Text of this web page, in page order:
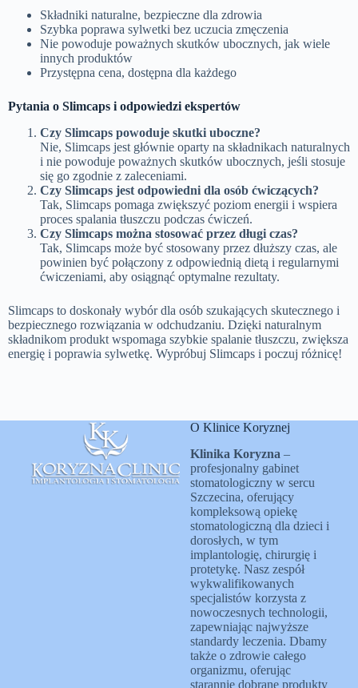
Składniki naturalne, bezpieczne dla zdrowia
Szybka poprawa sylwetki bez uczucia zmęczenia
Nie powoduje poważnych skutków ubocznych, jak wiele
innych produktów
Przystępna cena, dostępna dla każdego
Pytania o Slimcaps i odpowiedzi ekspertów
Czy Slimcaps powoduje skutki uboczne?
Nie, Slimcaps jest głównie oparty na składnikach naturalnych
i nie powoduje poważnych skutków ubocznych, jeśli stosuje
się go zgodnie z zaleceniami.
Czy Slimcaps jest odpowiedni dla osób ćwiczących?
Tak, Slimcaps pomaga zwiększyć poziom energii i wspiera
proces spalania tłuszczu podczas ćwiczeń.
Czy Slimcaps można stosować przez długi czas?
Tak, Slimcaps może być stosowany przez dłuższy czas, ale
powinien być połączony z odpowiednią dietą i regularnymi
ćwiczeniami, aby osiągnąć optymalne rezultaty.
Slimcaps to doskonały wybór dla osób szukających skutecznego i
bezpiecznego rozwiązania w odchudzaniu. Dzięki naturalnym
składnikom produkt wspomaga szybkie spalanie tłuszczu, zwiększa
energię i poprawia sylwetkę. Wypróbuj Slimcaps i poczuj różnicę!
O Klinice Koryznej
Klinika Koryzna –
profesjonalny gabinet
stomatologiczny w sercu
Szczecina, oferujący
kompleksową opiekę
stomatologiczną dla dzieci i
dorosłych, w tym
implantologię, chirurgię i
protetykę. Nasz zespół
wykwalifikowanych
specjalistów korzysta z
nowoczesnych technologii,
zapewniając najwyższe
standardy leczenia. Dbamy
także o zdrowie całego
organizmu, oferując
starannie dobrane produkty